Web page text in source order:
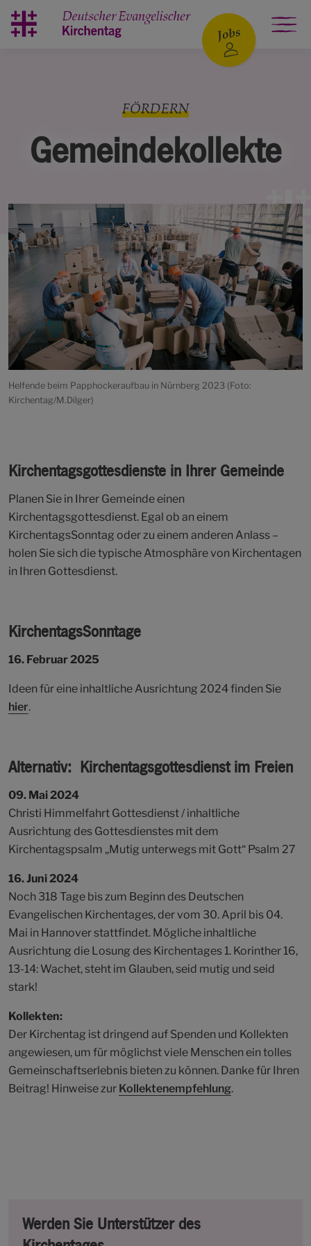
Gemeindekollekte
FÖRDERN
Helfende beim Papphockeraufbau in Nürnberg 2023 (Foto:
Kirchentag/M.Dilger)
Kirchentagsgottesdienste in Ihrer Gemeinde
Planen Sie in Ihrer Gemeinde einen
Kirchentagsgottesdienst. Egal ob an einem
KirchentagsSonntag oder zu einem anderen Anlass –
holen Sie sich die typische Atmosphäre von Kirchentagen
in Ihren Gottesdienst.
KirchentagsSonntage
16. Februar 2025
Ideen für eine inhaltliche Ausrichtung 2024 finden Sie
hier.
Alternativ: Kirchentagsgottesdienst im Freien
09. Mai 2024
Christi Himmelfahrt Gottesdienst / inhaltliche
Ausrichtung des Gottesdienstes mit dem
Kirchentagspsalm „Mutig unterwegs mit Gott“ Psalm 27
16. Juni 2024
Noch 318 Tage bis zum Beginn des Deutschen
Evangelischen Kirchentages, der vom 30. April bis 04.
Mai in Hannover stattfindet. Mögliche inhaltliche
Ausrichtung die Losung des Kirchentages 1. Korinther 16,
13-14: Wachet, steht im Glauben, seid mutig und seid
stark!
Kollekten:
Der Kirchentag ist dringend auf Spenden und Kollekten
angewiesen, um für möglichst viele Menschen ein tolles
Gemeinschaftserlebnis bieten zu können. Danke für Ihren
Beitrag! Hinweise zur Kollektenempfehlung.
Werden Sie Unterstützer des